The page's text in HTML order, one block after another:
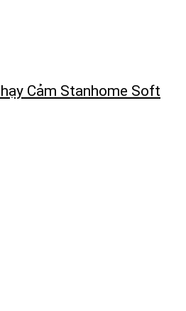
Cảm Stanhome Soft